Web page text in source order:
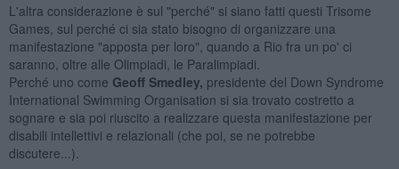
L'altra considerazione è sul "perché" si siano fatti questi Trisome
Games, sul perché ci sia stato bisogno di organizzare una
manifestazione "apposta per loro", quando a Rio fra un po' ci
saranno, oltre alle Olimpiadi, le Paralimpiadi.
Perché uno come Geoff Smedley, presidente del Down Syndrome
International Swimming Organisation si sia trovato costretto a
sognare e sia poi riuscito a realizzare questa manifestazione per
disabili intellettivi e relazionali (che poi, se ne potrebbe
discutere...).